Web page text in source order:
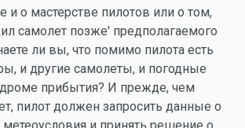
и о мастерстве пилотов или о том,
самолет позже' предполагаемого
ли вы, что помимо пилота есть
и другие самолеты, и погодные
прибытия? И прежде, чем
пилот должен запросить данные о